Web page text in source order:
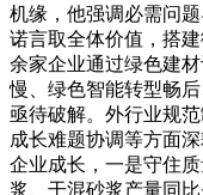
机缘，他强调必需问
诺言取全体价值，搭
余家企业通过绿色建
慢、绿色智能转型畅
亟待破解。外行业规
成长难题协调等方面
企业成长，一是守住
浆、干混砂浆产量同